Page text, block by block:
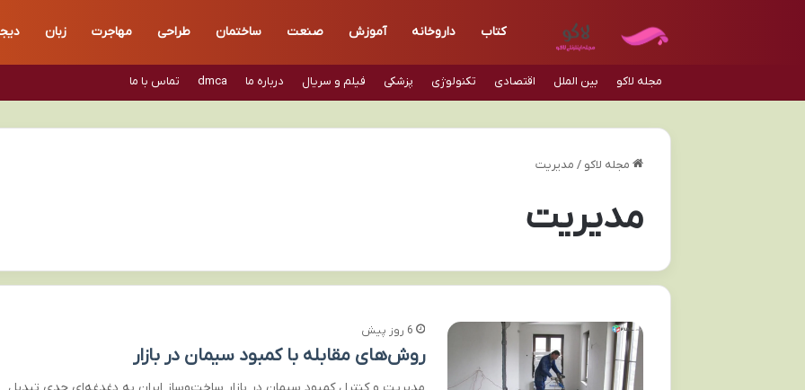
کتاب داروخانه آموزش صنعت ساختمان طراحی مهاجرت زبان
مجله لاکو بین الملل اقتصادی تکنولوژی پزشکی فیلم و سریال درباره ما dmca تماس با ما
مجله لاکو / مدیریت
مدیریت
6 روز پیش
روش‌های مقابله با کمبود سیمان در بازار